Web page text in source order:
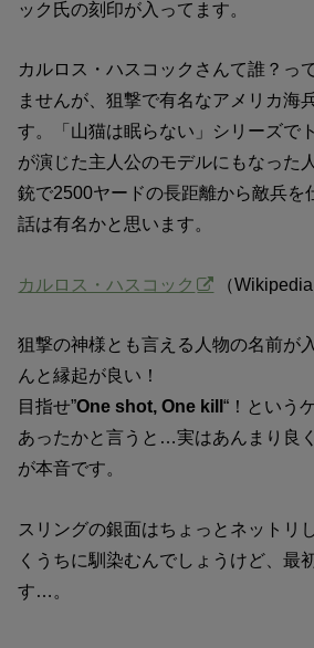
ック氏の刻印が入ってます。
カルロス・ハスコックさんて誰？っ
ませんが、狙撃で有名なアメリカ海
す。「山猫は眠らない」シリーズで
が演じた主人公のモデルにもなった
銃で2500ヤードの長距離から敵兵を
話は有名かと思います。
カルロス・ハスコック （Wikipedia
狙撃の神様とも言える人物の名前が
んと縁起が良い！
目指せ”One shot, One kill“！という
あったかと言うと…実はあんまり良
が本音です。
スリングの銀面はちょっとネットリ
くうちに馴染むんでしょうけど、最
す…。